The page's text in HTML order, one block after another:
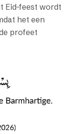
Eid-feest wordt
het een
profeet